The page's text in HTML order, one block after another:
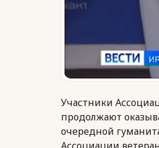
Участники
продолжают
очередной